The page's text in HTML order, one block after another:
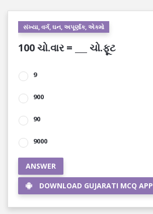
સંખ્યા, વર્ગ, ઘન, અપૂર્ણાંક, એકમો
100 ચો.વાર = ___ ચો.ફૂટ
9
900
90
9000
ANSWER
DOWNLOAD GUJARATI MCQ APP